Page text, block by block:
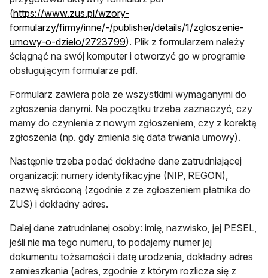
(https://www.zus.pl/wzory-
formularzy/firmy/inne/-/publisher/details/1/zgloszenie-
umowy-o-dzielo/2723799otwiera się w nowej karcie
). Plik z formularzem należy
ściągnąć na swój komputer i otworzyć go w programie
obsługującym formularze pdf.
Formularz zawiera pola ze wszystkimi wymaganymi do
zgłoszenia danymi. Na początku trzeba zaznaczyć, czy
mamy do czynienia z nowym zgłoszeniem, czy z korektą
zgłoszenia (np. gdy zmienia się data trwania umowy).
Następnie trzeba podać dokładne dane zatrudniającej
organizacji: numery identyfikacyjne (NIP, REGON),
nazwę skróconą (zgodnie z ze zgłoszeniem płatnika do
ZUS) i dokładny adres.
Dalej dane zatrudnianej osoby: imię, nazwisko, jej PESEL,
jeśli nie ma tego numeru, to podajemy numer jej
dokumentu tożsamości i datę urodzenia, dokładny adres
zamieszkania (adres, zgodnie z którym rozlicza się z